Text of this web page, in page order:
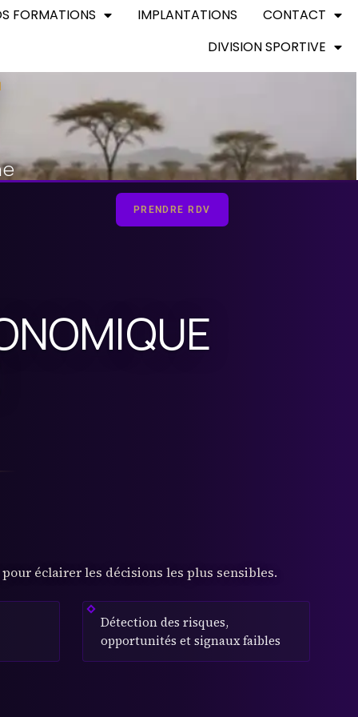
FORMATIONS IMPLANTATIONS
CONTACT
DIVISION SPORTIVE
PRENDRE RDV
éclairer les décisions les plus sensibles.
Détection des risques,
opportunités et signaux faibles